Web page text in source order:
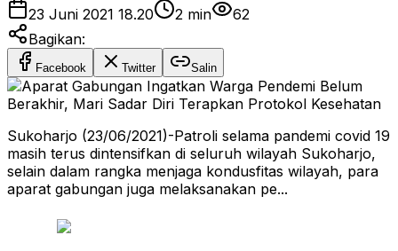
23 Juni 2021 18.20
2 min
62
Bagikan:
Facebook Twitter Salin
Sukoharjo (23/06/2021)-Patroli selama pandemi covid 19
masih terus dintensifkan di seluruh wilayah Sukoharjo,
selain dalam rangka menjaga kondusfitas wilayah, para
aparat gabungan juga melaksanakan pe...